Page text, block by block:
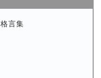
言集